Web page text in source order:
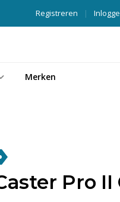
|
Registreren
Merken
Pro II